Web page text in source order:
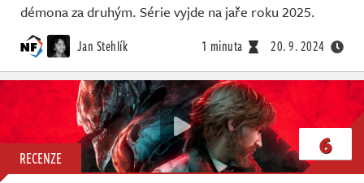
démona za druhým. Série vyjde na jaře roku 2025.
Jan Stehlík 1 minuta 20. 9. 2024
RECENZE 6